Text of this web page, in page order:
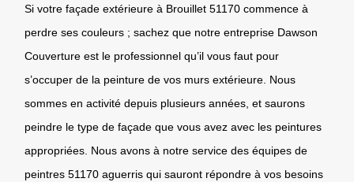
Si votre façade extérieure à Brouillet 51170 commence à
perdre ses couleurs ; sachez que notre entreprise Dawson
Couverture est le professionnel qu’il vous faut pour
s’occuper de la peinture de vos murs extérieure. Nous
sommes en activité depuis plusieurs années, et saurons
peindre le type de façade que vous avez avec les peintures
appropriées. Nous avons à notre service des équipes de
peintres 51170 aguerris qui sauront répondre à vos besoins